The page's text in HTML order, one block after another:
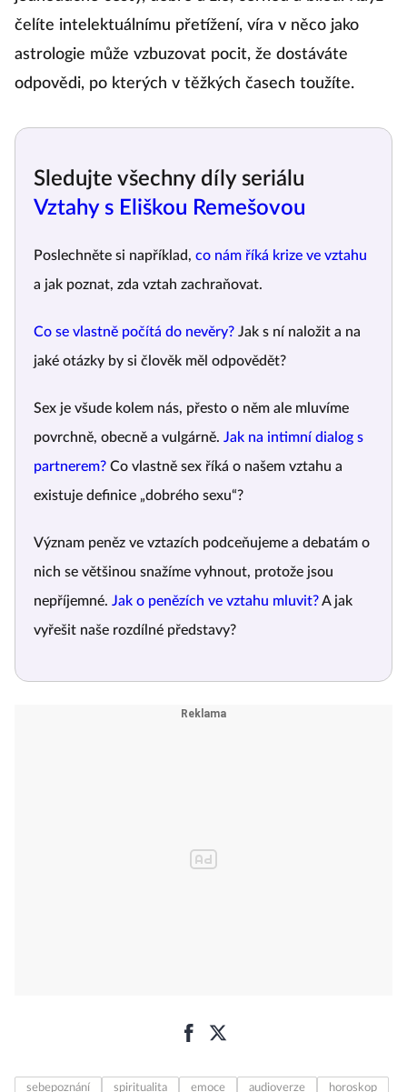
čelíte intelektuálnímu přetížení, víra v něco jako
astrologie může vzbuzovat pocit, že dostáváte
odpovědi, po kterých v těžkých časech toužíte.
Sledujte všechny díly seriálu
Vztahy s Eliškou Remešovou
Poslechněte si například, co nám říká krize ve vztahu
a jak poznat, zda vztah zachraňovat.
Co se vlastně počítá do nevěry? Jak s ní naložit a na
jaké otázky by si člověk měl odpovědět?
Sex je všude kolem nás, přesto o něm ale mluvíme
povrchně, obecně a vulgárně. Jak na intimní dialog s
partnerem? Co vlastně sex říká o našem vztahu a
existuje definice „dobrého sexu“?
Význam peněz ve vztazích podceňujeme a debatám o
nich se většinou snažíme vyhnout, protože jsou
nepříjemné. Jak o penězích ve vztahu mluvit?A jak
vyřešit naše rozdílné představy?
sebepoznání spiritualita emoce audioverze horoskop